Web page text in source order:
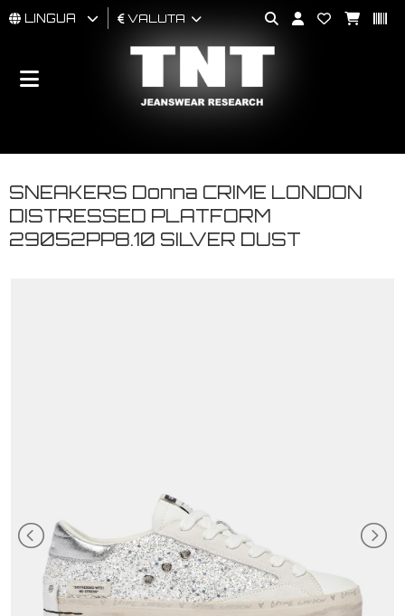
UOMO
BRAND
LINGUA VALUTA
SNEAKERS Donna CRIME LONDON
DISTRESSED PLATFORM
29052PP8.10 SILVER DUST